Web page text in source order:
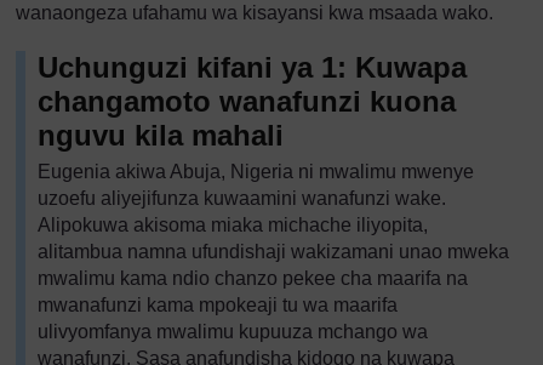
wanaongeza ufahamu wa kisayansi kwa msaada wako.
Uchunguzi kifani ya 1: Kuwapa
changamoto wanafunzi kuona
nguvu kila mahali
Eugenia akiwa Abuja, Nigeria ni mwalimu mwenye
uzoefu aliyejifunza kuwaamini wanafunzi wake.
Alipokuwa akisoma miaka michache iliyopita,
alitambua namna ufundishaji wakizamani unao mweka
mwalimu kama ndio chanzo pekee cha maarifa na
mwanafunzi kama mpokeaji tu wa maarifa
ulivyomfanya mwalimu kupuuza mchango wa
wanafunzi. Sasa anafundisha kidogo na kuwapa